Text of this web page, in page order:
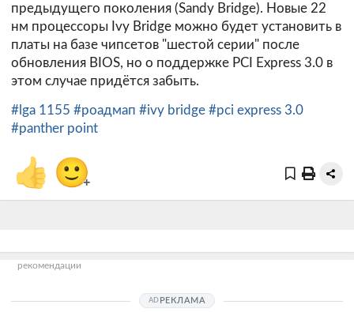
предыдущего поколения (Sandy Bridge). Новые 22
нм процессоры Ivy Bridge можно будет установить в
платы на базе чипсетов "шестой серии" после
обновления BIOS, но о поддержке PCI Express 3.0 в
этом случае придётся забыть.
#lga 1155 #роадмап #ivy bridge #pci express 3.0
#panther point
👍 🙂
+
рекомендации
РЕКЛАМА